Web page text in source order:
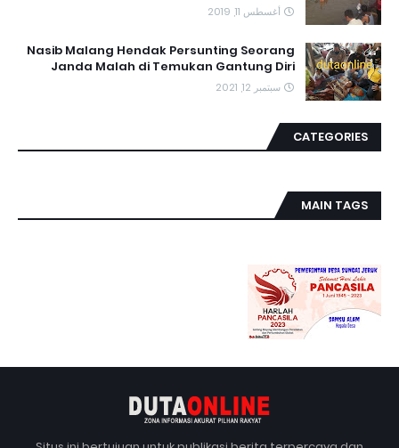
أغسطس 11, 2019
Nasib Malang Hendak Persunting Seorang
Janda Malah di Temukan Gantung Diri
سبتمبر 12, 2021
CATEGORIES
MAIN TAGS